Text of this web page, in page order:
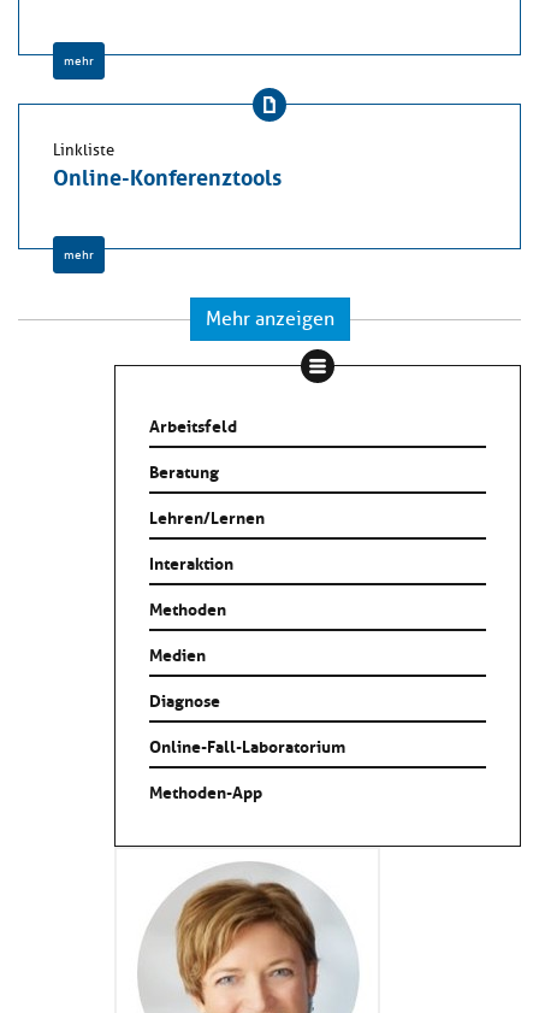
mehr
Linkliste
Online-Konferenztools
mehr
Mehr anzeigen
Arbeitsfeld
Beratung
Lehren/Lernen
Interaktion
Methoden
Medien
Diagnose
Online-Fall-Laboratorium
Methoden-App